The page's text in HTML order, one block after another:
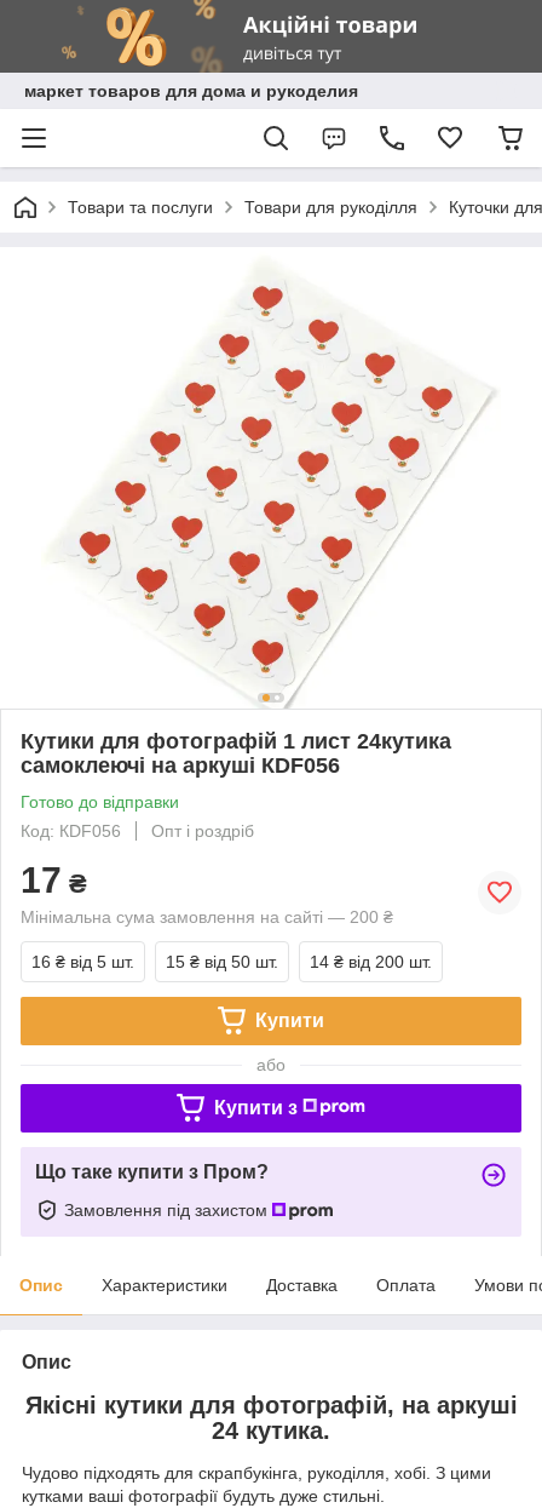
маркет товаров для дома и рукоделия
Товари та послуги Товари для рукоділля Куточки
Кутики для фотографій 1 лист 24кутика
самоклеючі на аркуші КDF056
Готово до відправки
Код: КDF056
Опт і роздріб
17 ₴
Мінімальна сума замовлення на сайті — 200 ₴
16 ₴ від 5 шт. 15 ₴ від 50 шт. 14 ₴ від 200 шт.
Купити
або
Купити з
Що таке купити з Пром?
Замовлення під захистом
Опис Характеристики Доставка Оплата Умови
Опис
Якісні кутики для фотографій, на аркуші
24 кутика.
Чудово підходять для скрапбукінга, рукоділля, хобі. З цими
кутками ваші фотографії будуть дуже стильні.